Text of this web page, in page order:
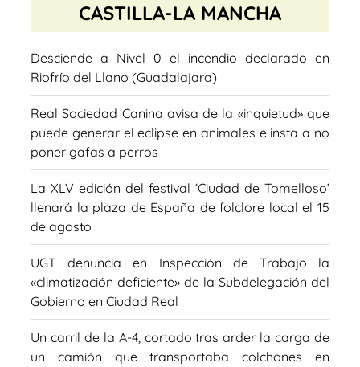
CASTILLA-LA MANCHA
Desciende a Nivel 0 el incendio declarado en
Riofrío del Llano (Guadalajara)
Real Sociedad Canina avisa de la «inquietud» que
puede generar el eclipse en animales e insta a no
poner gafas a perros
La XLV edición del festival ‘Ciudad de Tomelloso’
llenará la plaza de España de folclore local el 15
de agosto
UGT denuncia en Inspección de Trabajo la
«climatización deficiente» de la Subdelegación del
Gobierno en Ciudad Real
Un carril de la A-4, cortado tras arder la carga de
un camión que transportaba colchones en